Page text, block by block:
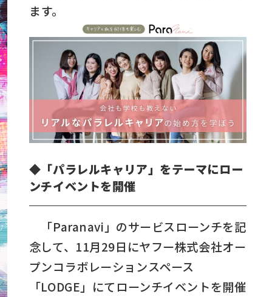
ます。
◆「パラレルキャリア」をテーマにロー
ンチイベントを開催
「Paranavi」のサービスローンチを記
念して、11月29日にヤフー株式会社オー
プンコラボレーションスペース
「LODGE」にてローンチイベントを開催